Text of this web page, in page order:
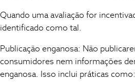
T-Shirts
Tops
Tops
Dresses
Shorts
Quando uma avaliação for
identificado como tal.
Publicação enganosa: Não
consumidores nem informações
enganosa. Isso inclui práticas como: